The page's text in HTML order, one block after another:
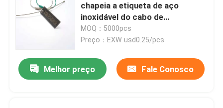
chapeia a etiqueta de aço
inoxidável do cabo de
20mmx50mmx1mm
personalizada
MOQ：5000pcs
Preço：EXW usd0.25/pcs
Melhor preço Fale Conosco